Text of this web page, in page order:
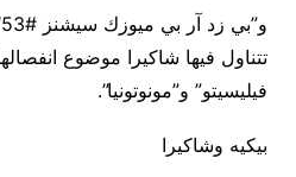
تتناول فيها شاكيرا موضوع
فيليسيتو” و”مونوتونيا”.
بيكيه وشاكيرا